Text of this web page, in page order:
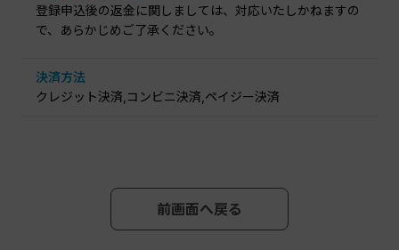
登録申込後の返金に関しましては、対応いたしかねますの
で、あらかじめご了承ください。
決済方法
クレジット決済,コンビニ決済,ペイジー決済
前画面へ戻る